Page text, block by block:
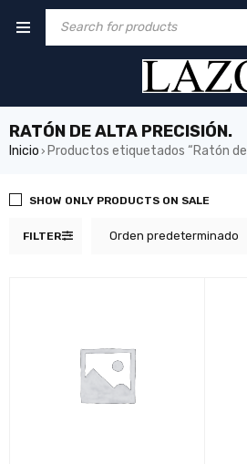
RATÓN DE ALTA PRECISIÓN.
Inicio › Productos etiquetados “Ratón
FILTER Orden predeterminado
SHOW ONLY PRODUCTS ON SALE